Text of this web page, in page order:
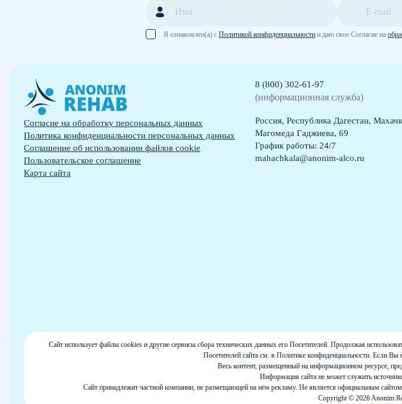
Я ознакомлен(а) с Политикой конфиденциальности и даю свое Согласие на
Согласие на обработку персональных данных
Политика конфиденциальности персональных данных
Cоглашение об использовании файлов cookie
Пользовательское соглашение
Карта сайта
8 (800) 302-61-97
(информационная служба)
Россия, Республика Дагестан,
Магомеда Гаджиева, 69
График работы: 24/7
mahachkala@anonim-alco.ru
Сайт использует файлы cookies и другие сервисы сбора технических данных его Посетителей. Продолжая
Посетителей сайта см. в Политике конфиденциальности. Если
Весь контент, размещенный на информационном ресурсе,
Информация сайта не может служить
Сайт принадлежит частной компании, не размещающей на нём рекламу. Не является официальным
Copyright © 2026 Anonim